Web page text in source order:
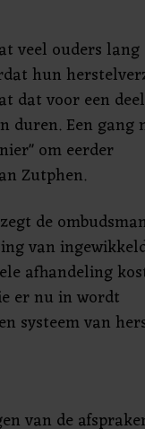
veel ouders lang
hun
dat voor een
duren. Een gang
om eerder
Zutphen.
de
van
afhandeling
er nu in wordt
systeem van
van de